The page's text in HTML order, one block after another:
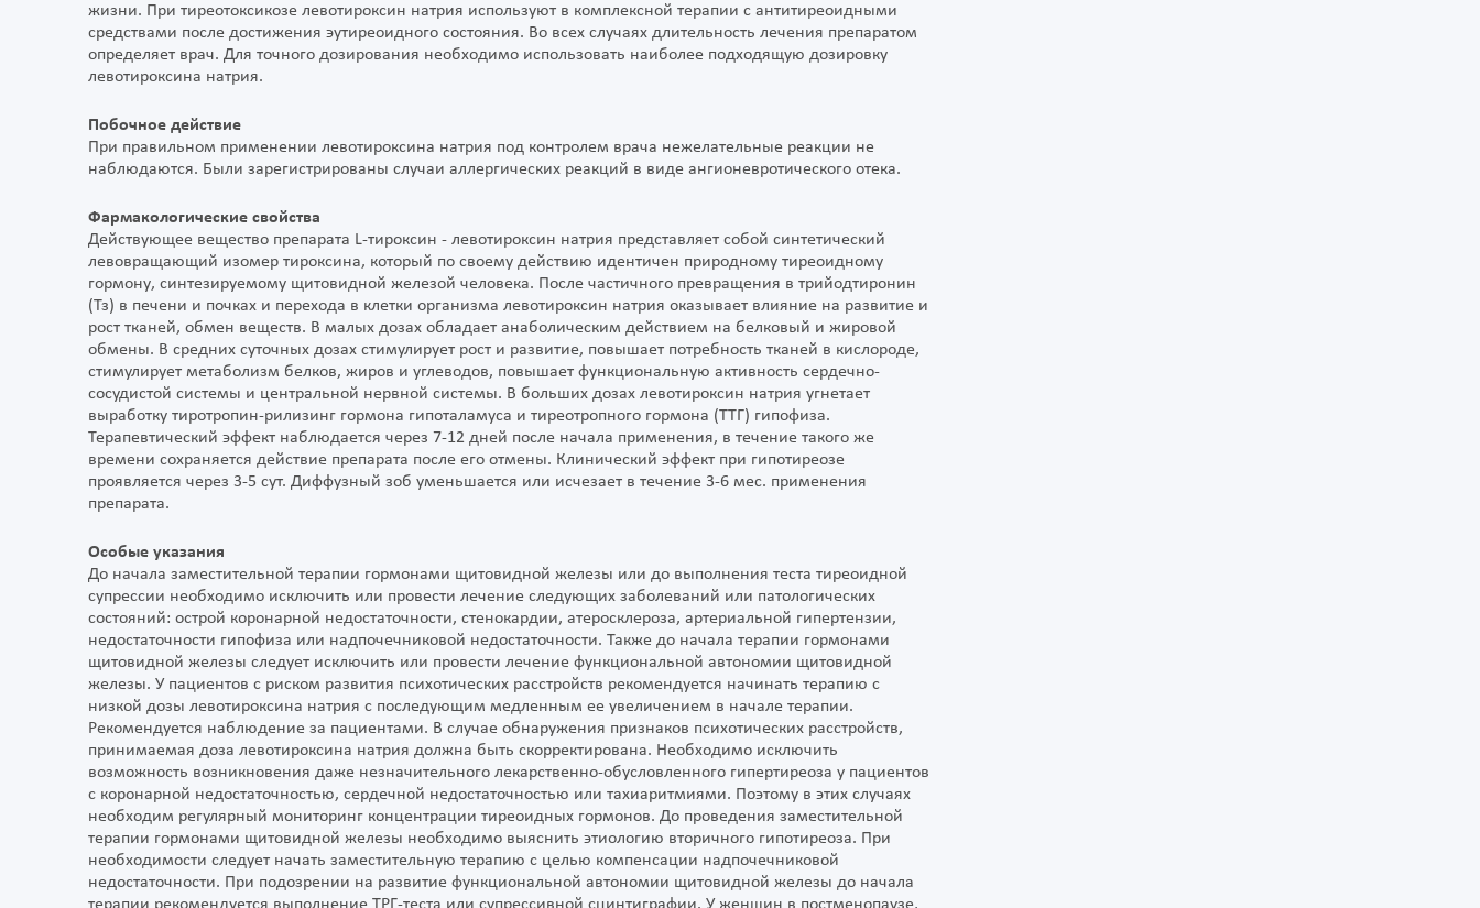
жизни. При тиреотоксикозе левотироксин натрия используют в комплексной терапии с антитиреоидными
средствами после достижения эутиреоидного состояния. Во всех случаях длительность лечения препаратом
определяет врач. Для точного дозирования необходимо использовать наиболее подходящую дозировку
левотироксина натрия.
Побочное действие
При правильном применении левотироксина натрия под контролем врача нежелательные реакции не
наблюдаются. Были зарегистрированы случаи аллергических реакций в виде ангионевротического отека.
Фармакологические свойства
Действующее вещество препарата L-тироксин - левотироксин натрия представляет собой синтетический
левовращающий изомер тироксина, который по своему действию идентичен природному тиреоидному
гормону, синтезируемому щитовидной железой человека. После частичного превращения в трийодтиронин
(Тз) в печени и почках и перехода в клетки организма левотироксин натрия оказывает влияние на развитие и
рост тканей, обмен веществ. В малых дозах обладает анаболическим действием на белковый и жировой
обмены. В средних суточных дозах стимулирует рост и развитие, повышает потребность тканей в кислороде,
стимулирует метаболизм белков, жиров и углеводов, повышает функциональную активность сердечно-
сосудистой системы и центральной нервной системы. В больших дозах левотироксин натрия угнетает
выработку тиротропин-рилизинг гормона гипоталамуса и тиреотропного гормона (ТТГ) гипофиза.
Терапевтический эффект наблюдается через 7-12 дней после начала применения, в течение такого же
времени сохраняется действие препарата после его отмены. Клинический эффект при гипотиреозе
проявляется через 3-5 сут. Диффузный зоб уменьшается или исчезает в течение 3-6 мес. применения
препарата.
Особые указания
До начала заместительной терапии гормонами щитовидной железы или до выполнения теста тиреоидной
супрессии необходимо исключить или провести лечение следующих заболеваний или патологических
состояний: острой коронарной недостаточности, стенокардии, атеросклероза, артериальной гипертензии,
недостаточности гипофиза или надпочечниковой недостаточности. Также до начала терапии гормонами
щитовидной железы следует исключить или провести лечение функциональной автономии щитовидной
железы. У пациентов с риском развития психотических расстройств рекомендуется начинать терапию с
низкой дозы левотироксина натрия с последующим медленным ее увеличением в начале терапии.
Рекомендуется наблюдение за пациентами. В случае обнаружения признаков психотических расстройств,
принимаемая доза левотироксина натрия должна быть скорректирована. Необходимо исключить
возможность возникновения даже незначительного лекарственно-обусловленного гипертиреоза у пациентов
с коронарной недостаточностью, сердечной недостаточностью или тахиаритмиями. Поэтому в этих случаях
необходим регулярный мониторинг концентрации тиреоидных гормонов. До проведения заместительной
терапии гормонами щитовидной железы необходимо выяснить этиологию вторичного гипотиреоза. При
необходимости следует начать заместительную терапию с целью компенсации надпочечниковой
недостаточности. При подозрении на развитие функциональной автономии щитовидной железы до начала